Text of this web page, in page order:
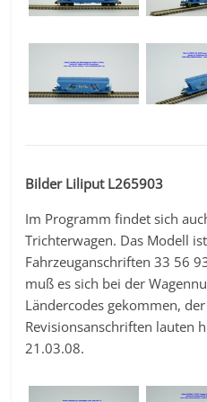
Bilder Liliput L265903
Im Programm findet sich
Trichterwagen. Das Modell
Fahrzeuganschriften 33 56
muß es sich bei der
Ländercodes gekommen,
Revisionsanschriften lauten
21.03.08.